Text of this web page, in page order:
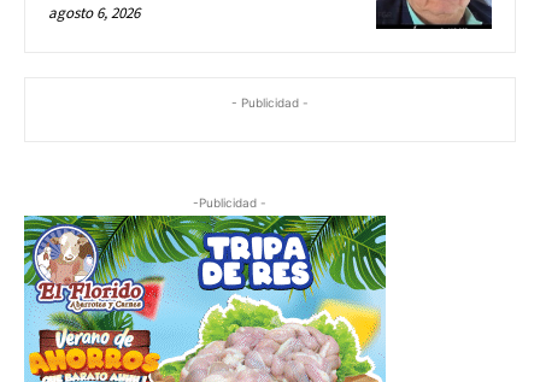
agosto 6, 2026
- Publicidad -
-Publicidad -